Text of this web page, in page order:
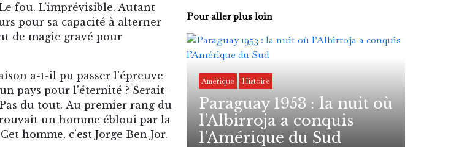
fou. L’imprévisible. Autant
pour sa capacité à alterner
de magie gravé pour
a-t-il pu passer l’épreuve
pays pour l’éternité ? Serait-
du tout. Au premier rang du
un homme ébloui par la
homme, c’est Jorge Ben Jor.
Pour aller plus loin
Amérique Histoire
Paraguay 1953 : la nuit où
l’Albirroja a conquis
l’Amérique du Sud